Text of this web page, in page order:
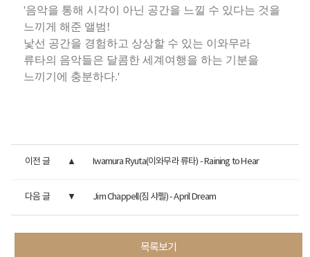
'음악을 통해 시각이 아닌 공간을 느낄 수 있다는 것을
느끼게 해준 앨범!
낯선 공간을 경험하고 상상할 수 있는 이와무라
류타의 음악들은 달콤한 세계여행을 하는 기분을
느끼기에 충분하다.'
이전 글 Iwamura Ryuta(이와무라 류타) - Raining to Hear
다음 글 Jim Chappell(짐 샤펠) - April Dream
목록보기